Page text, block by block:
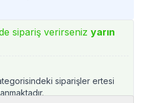
sipariş verirseniz yarın
siparişler ertesi